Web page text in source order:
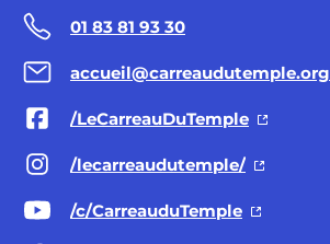
01 83 81 93 30
accueil@carreaudutemple.org
/LeCarreauDuTemple
/lecarreaudutemple/
/c/CarreauduTemple